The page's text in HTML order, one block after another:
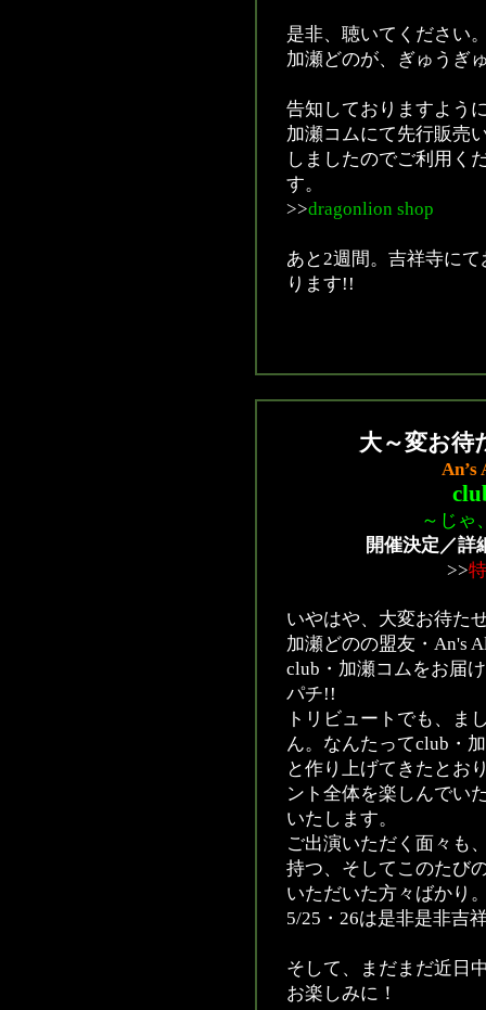
是非、聴いてください
加瀬どのが、ぎゅうぎ
告知しておりますよう
加瀬コムにて先行販売
しましたのでご利用く
す。
>>dragonlion shop
あと2週間。吉祥寺に
ります!!
大～変お待
An’s
～じゃ
開催決定／詳
>>
いやはや、大変お待た
加瀬どのの盟友・An's
club・加瀬コムをお届
パチ!!
トリビュートでも、ま
ん。なんたってclub・
と作り上げてきたとお
ント全体を楽しんでい
いたします。
ご出演いただく面々も
持つ、そしてこのたび
いただいた方々ばかり
5/25・26は是非是非吉
そして、まだまだ近日
お楽しみに！